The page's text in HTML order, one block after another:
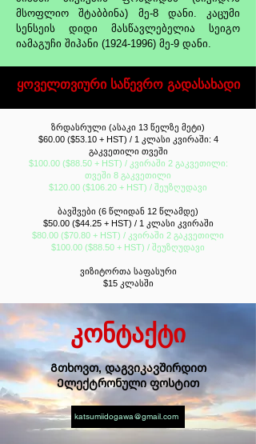
მსოფლიო შტაბბინა) მე-8 დანი. კაცუმი
სენსეის დიდი მასწავლებელია სეიგო
იამაგუჩი შიჰანი (1924-1996) მე-9 დანი.
ყოველთვიური საწევრო გადასახადი
ზრდასრული (ასაკი 13 წელზე მეტი)
$60.00 ($53.10 + HST) / 1 კლასი კვირაში: 4
გაკვეთილი თვეში
$100.00 ($88.50 + HST) / კვირაში 2 გაკვეთილი:
თვეში 8 გაკვეთილი
$120.00 ($106.20 + HST) / შეუზღუდავი
ბავშვები (6 წლიდან 12 წლამდე)
$50.00 ($44.25 + HST) / 1 კლასი კვირაში
$80.00 ($70.80 + HST) / კვირაში 2 გაკვეთილი
$100.00 ($88.50 + HST) / შეუზღუდავი
ვიზიტორთა საფასური
$15 კლასში
კონტაქტი
Გთხოვთ, დაგვიკავშირდით
Ელექტრონული ფოსტით
katsumiidogawa@gmail.com